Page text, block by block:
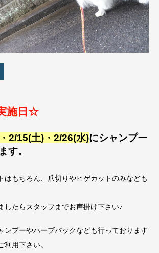
施日☆
2/15(土)・2/26(水)にシャンプー
す。
はもちろん、爪切りやヒゲカットのみなども
したらスタッフまでお声掛け下さい♪
ンプーやハーブパックなども行っております
用下さい。